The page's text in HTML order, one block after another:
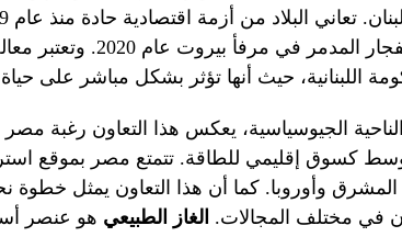
والانفجار المدمر في
اللبنانية، حيث أنها تؤثر بشكل مباشر على
الجيوسياسية، يعكس هذا التعاون رغبة
​​كسوق إقليمي للطاقة. تتمتع مصر بموقع
وأوروبا. كما أن هذا التعاون يمثل خطوة
في مختلف المجالات. الغاز الطبيعي هو عنصر